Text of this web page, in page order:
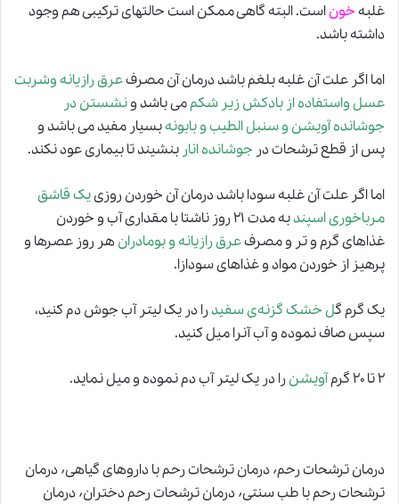
غلبه خوناست. البته گاهی ممکن است حالتهای ترکیبی هم وجود
داشته باشد.
اما اگر علت آن غلبه بلغم باشد درمان آن مصرفعرق رازیانه وشربت
عسل واستفاده از بادکش زیر شکممی باشد ونشستن در
جوشانده آویشن و سنبل الطیب و بابونهبسیار مفید می باشد و
پس از قطع ترشحات در جوشانده انار بنشیند تا بیماری عود نکند.
اما اگر علت آن غلبه سودا باشد درمان آن خوردن روزییک قاشق
مرباخوری اسپند
به مدت ۲۱ روز ناشتا با مقداری آب و خوردن
غذاهای گرم و تر و مصرفعرق رازیانه و بومادران هر روز عصرها و
پرهیز از خوردن مواد و غذاهای سودازا.
یک گرم گل خشک گزنه‌ی سفیدرا در یک لیتر آب جوش دم کنید،
سپس صاف نموده و آب آنرا میل کنید.
۲ تا ۲۰ گرم آویشنرا در یک لیتر آب دم نموده و میل نماید.
درمان ترشحات رحم٬ درمان ترشحات رحم با داروهای گیاهی٬ درمان
ترشحات رحم با طب سنتی٬ درمان ترشحات رحم دختران٬ درمان